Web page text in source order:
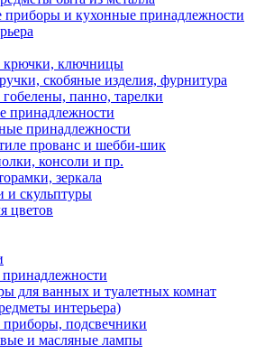
приборы и кухонные принадлежности
крючки, ключницы
скобяные изделия, фурнитура
панно, тарелки
принадлежности
принадлежности
прованс и шебби-шик
консоли и пр.
зеркала
и скульптуры
цветов
для ванных и туалетных комнат
интерьера)
приборы, подсвечники
и масляные лампы